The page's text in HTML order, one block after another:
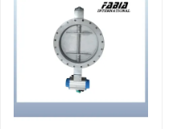
à haute pression